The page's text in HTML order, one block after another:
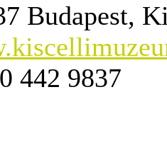
Budapest,
442 9837